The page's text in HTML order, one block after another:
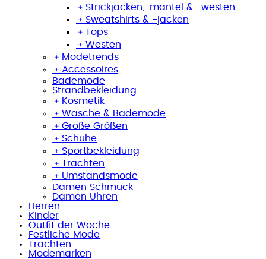
﹢ Strickjacken,-mäntel & -westen
﹢ Sweatshirts & -jacken
﹢ Tops
﹢ Westen
﹢ Modetrends
﹢ Accessoires
Bademode
Strandbekleidung
﹢ Kosmetik
﹢ Wäsche & Bademode
﹢ Große Größen
﹢ Schuhe
﹢ Sportbekleidung
﹢ Trachten
﹢ Umstandsmode
Damen Schmuck
Damen Uhren
Herren
Kinder
Outfit der Woche
Festliche Mode
Trachten
Modemarken